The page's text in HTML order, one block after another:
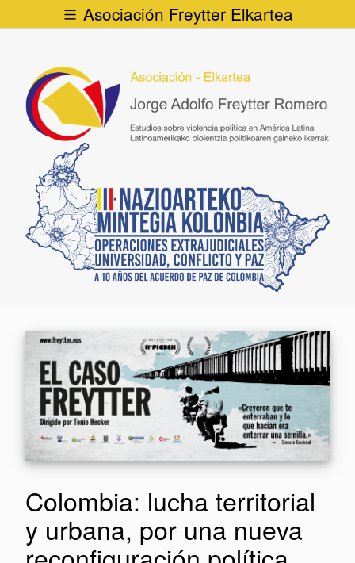
Asociación Freytter Elkartea
Colombia: lucha territorial
y urbana, por una nueva